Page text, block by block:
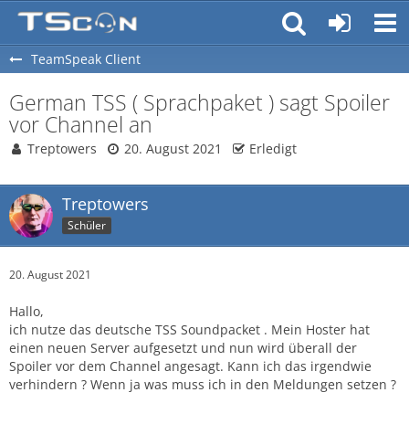
TeamSpeak Client
German TSS ( Sprachpaket ) sagt Spoiler
vor Channel an
Treptowers 20. August 2021 Erledigt
Treptowers
Schüler
20. August 2021
Hallo,
ich nutze das deutsche TSS Soundpacket . Mein Hoster hat
einen neuen Server aufgesetzt und nun wird überall der
Spoiler vor dem Channel angesagt. Kann ich das irgendwie
verhindern ? Wenn ja was muss ich in den Meldungen setzen ?